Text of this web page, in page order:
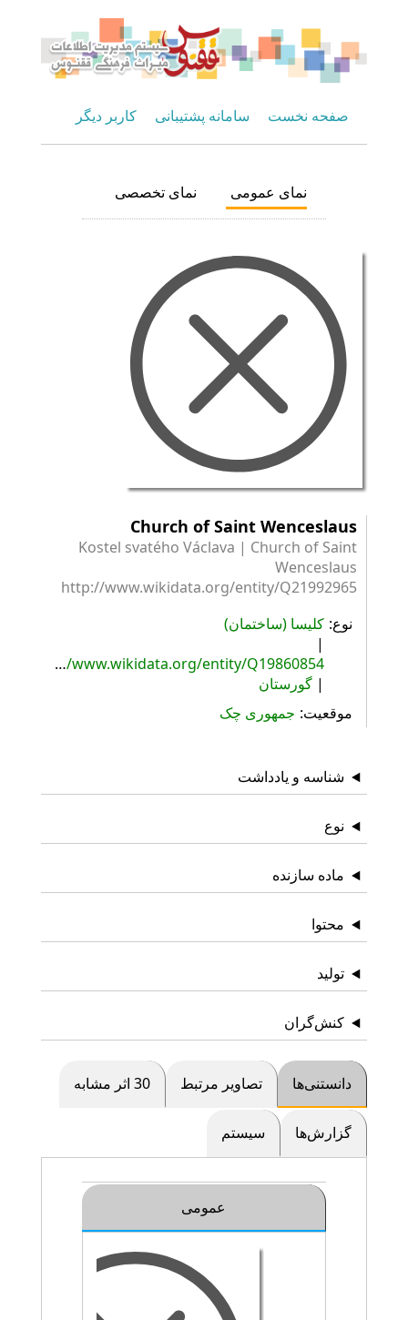
صفحه نخست سامانه پشتیبانی کاربر دیگر
نمای عمومی نمای تخصصی
Church of Saint Wenceslaus
Kostel svatého Václava | Church of Saint
Wenceslaus
http://www.wikidata.org/entity/Q21992965
نوع کلیسا (ساختمان)
http://www.wikidata.org/entity/Q19860854
گورستان
موقعیت جمهوری چک
شناسه و یادداشت
نوع
ماده سازنده
محتوا
تولید
کنش‌گران
دانستنی‌ها تصاویر مرتبط 30 اثر مشابه
گزارش‌ها سیستم